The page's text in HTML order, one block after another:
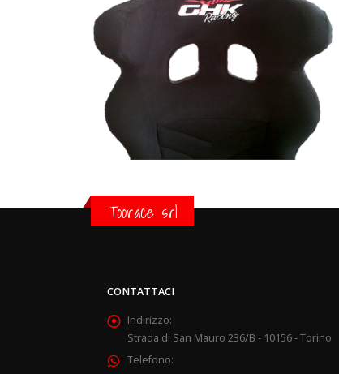
Toorace srl
CONTATTACI
Indirizzo:
Strada di San Mauro 236/B - 10156 - Torino
Telefono: